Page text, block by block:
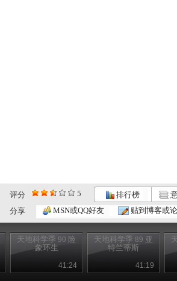
评分 5 排行榜
分享
MSN或QQ好友 贴到博客或
天地科学季 90 险
象环生
41:24
天地科学季 89 亚
特兰蒂斯
41:19